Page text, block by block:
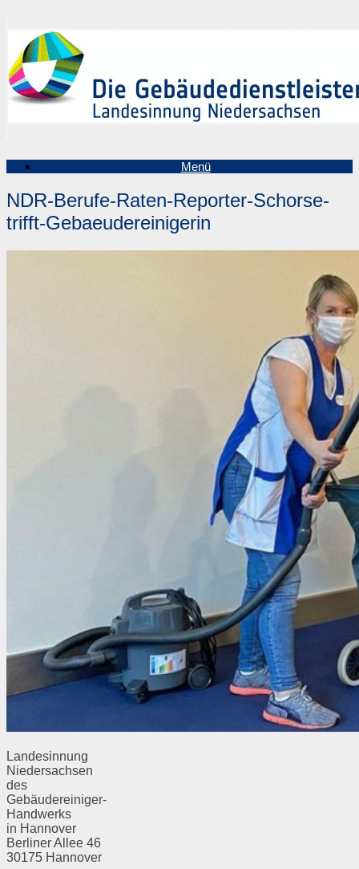
Inhalt
springen
Menü
NDR-Berufe-Raten-Reporter-Schorse-
trifft-Gebaeudereinigerin
Landesinnung
Niedersachsen
des
Gebäudereiniger-
Handwerks
in Hannover
Berliner Allee 46
30175 Hannover